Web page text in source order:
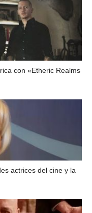
con «Etheric Realms
actrices del cine y la